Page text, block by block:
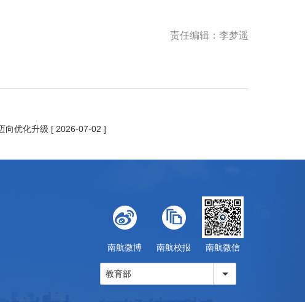
责任编辑：李梦遥
向优化升级 [ 2026-07-02 ]
南航微博 南航校报 南航微信
教育部